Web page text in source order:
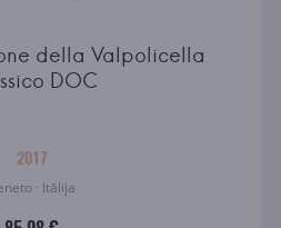
della Valpolicella
DOC
2017
· Itālija